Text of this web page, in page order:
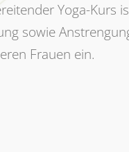
Yoga-Kurs
sowie
Frauen ein.